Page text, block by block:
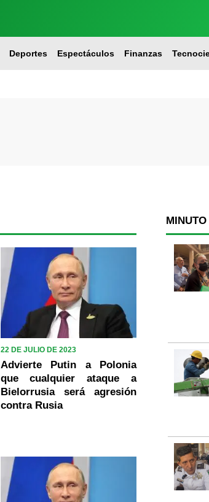
Deportes Espectáculos Finanzas
22 DE JULIO DE 2023
Advierte Putin a Polonia
que cualquier ataque a
Bielorrusia será agresión
contra Rusia